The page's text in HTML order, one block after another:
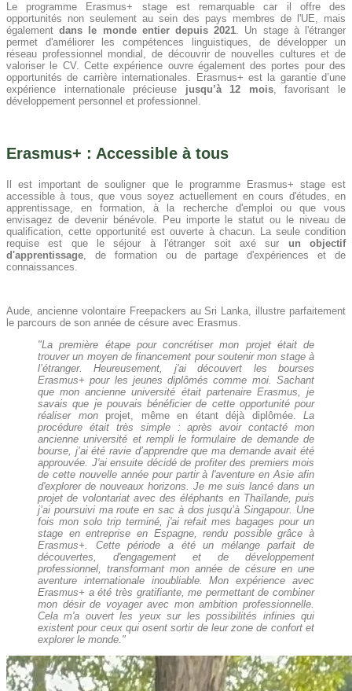
Le programme Erasmus+ stage est remarquable car il offre des
opportunités non seulement au sein des pays membres de l'UE, mais
égalementdans le monde entier depuis 2021. Un stage à l'étranger
permet d'améliorer les compétences linguistiques, de développer un
réseau professionnel mondial, de découvrir de nouvelles cultures et de
valoriser le CV. Cette expérience ouvre également des portes pour des
opportunités de carrière internationales. Erasmus+ est la garantie d’une
expérience internationale précieuse jusqu’à 12 mois, favorisant le
développement personnel et professionnel.
Erasmus+ : Accessible à tous
Il est important de souligner que le programme Erasmus+ stage est
accessible à tous, que vous soyez actuellement en cours d'études, en
apprentissage, en formation, à la recherche d'emploi ou que vous
envisagez de devenir bénévole. Peu importe le statut ou le niveau de
qualification, cette opportunité est ouverte à chacun. La seule condition
requise est que le séjour à l'étranger soit axé sur un objectif
d'apprentissage, de formation ou de partage d'expériences et de
connaissances.
Aude, ancienne volontaire Freepackers au Sri Lanka, illustre parfaitement
le parcours de son année de césure avec Erasmus.
"La première étape pour concrétiser mon projet était de
trouver un moyen de financement pour soutenir mon stage à
l’étranger. Heureusement, j'ai découvert les bourses
Erasmus+ pour les jeunes diplômés comme moi. Sachant
que mon ancienne université était partenaire Erasmus, je
savais que je pouvais bénéficier de cette opportunité pour
réaliser monprojet, même en étant déjà diplômée. La
procédure était très simple : après avoir contacté mon
ancienne université et rempli le formulaire de demande de
bourse, j’ai été ravie d’apprendre que ma demande avait été
approuvée. J'ai ensuite décidé de profiter des premiers mois
de cette nouvelle année pour partir à l'aventure en Asie afin
d'explorer de nouveaux horizons. Je me suis lancé dans un
projet de volontariat avec des éléphants en Thaïlande, puis
j’ai poursuivi ma route en sac à dos jusqu’à Singapour. Une
fois mon solo trip terminé, j'ai refait mes bagages pour un
stage en entreprise en Espagne, rendu possible grâce à
Erasmus+. Cette période a été un mélange parfait de
découvertes, d'engagement et de développement
professionnel, transformant mon année de césure en une
aventure internationale inoubliable. Mon expérience avec
Erasmus+ a été très gratifiante, me permettant de combiner
mon désir de voyager avec mon ambition professionnelle.
Cela m'a ouvert les yeux sur les possibilités infinies qui
existent pour ceux qui osent sortir de leur zone de confort et
explorer le monde."